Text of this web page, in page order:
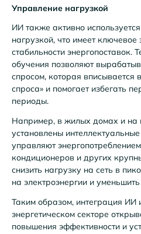
Управление нагрузкой
ИИ также активно
нагрузкой, что имеет
стабильности энергопоставок.
обучения позволяют
спросом, которая вписывается
спроса» и помогает избегать
периоды.
Например, в жилых домах и на
установлены
управляют
кондиционеров и других
снизить нагрузку на сеть в
на электроэнергии и
Таким образом, интеграция ИИ
энергетическом секторе
повышения эффективности и